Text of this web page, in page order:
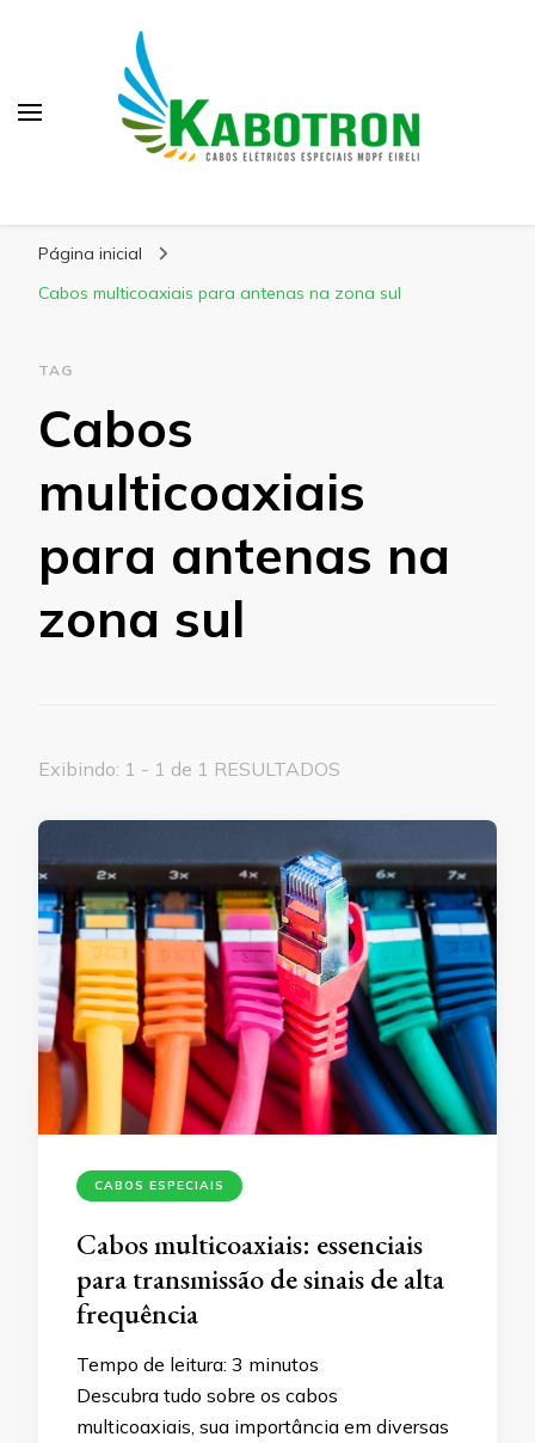
Página inicial
Cabos multicoaxiais para antenas na zona sul
TAG
Cabos
multicoaxiais
para antenas na
zona sul
Exibindo: 1 - 1 de 1 RESULTADOS
CABOS ESPECIAIS
Cabos multicoaxiais: essenciais
para transmissão de sinais de alta
frequência
Tempo de leitura: 3 minutos
Descubra tudo sobre os cabos
multicoaxiais, sua importância em diversas